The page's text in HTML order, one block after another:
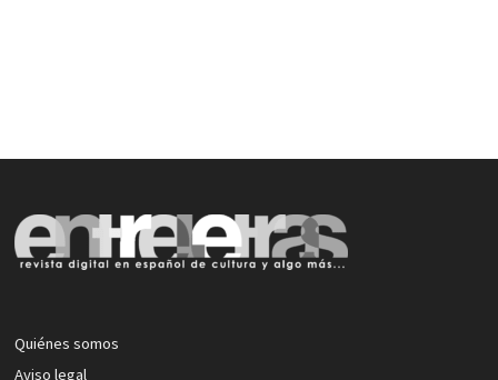
Quiénes somos
Aviso legal